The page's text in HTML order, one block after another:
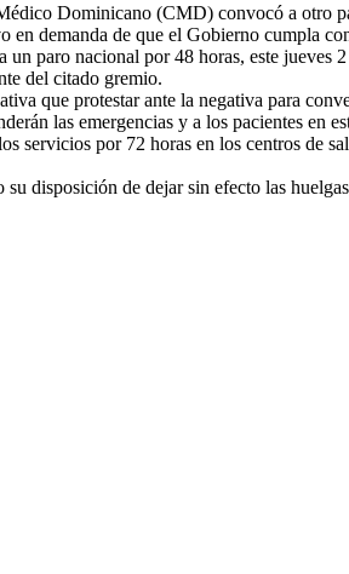
Dominicano (CMD) convocó a otro
en demanda de que el Gobierno cumpla
un paro nacional por 48 horas, este
del citado gremio.
que protestar ante la negativa para
las emergencias y a los pacientes en
servicios por 72 horas en los centros de
disposición de dejar sin efecto las